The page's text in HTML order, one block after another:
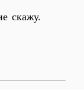
скажу.